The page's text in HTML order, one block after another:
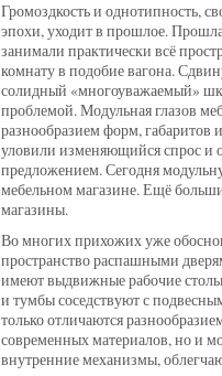
Громоздкость и однотипность,
эпохи, уходит в прошлое.
занимали практически всё
комнату в подобие вагона.
солидный «многоуважаемый»
проблемой. Модульная глазов
разнообразием форм, габаритов
уловили изменяющийся спрос и
предложением. Сегодня
мебельном магазине. Ещё
магазины.
Во многих прихожих уже
пространство распашными
имеют выдвижные рабочие
и тумбы соседствуют с
только отличаются
современных материалов, но и
внутренние механизмы,